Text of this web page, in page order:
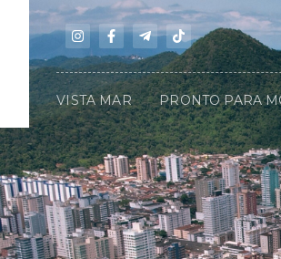
VISTA MAR PRONTO PARA